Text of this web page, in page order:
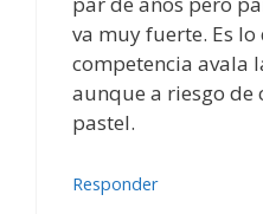
va muy fuerte. Es lo
competencia avala
aunque a riesgo de
pastel.
Responder